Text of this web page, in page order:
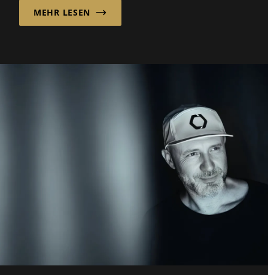
MEHR LESEN